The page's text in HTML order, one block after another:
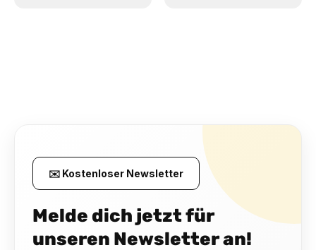
✉️ Kostenloser Newsletter
Melde dich jetzt für
unseren Newsletter an!